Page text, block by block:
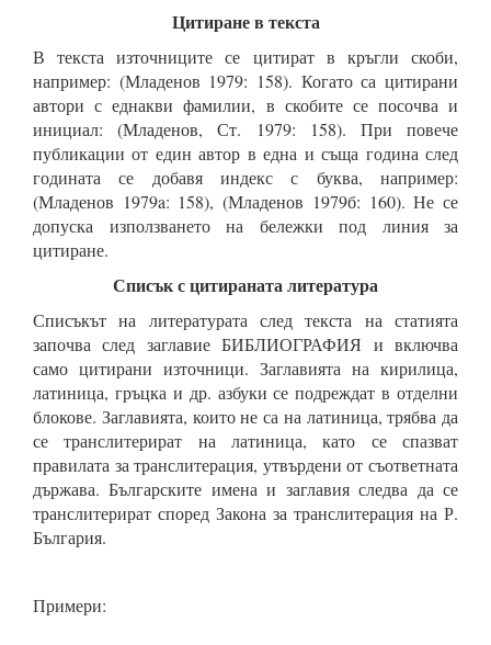
Цитиране в текста
В текста източниците се цитират в кръгли скоби,
например: (Младенов 1979: 158). Когато са цитирани
автори с еднакви фамилии, в скобите се посочва и
инициал: (Младенов, Ст. 1979: 158). При повече
публикации от един автор в една и съща година след
годината се добавя индекс с буква, например:
(Младенов 1979a: 158), (Младенов 1979б: 160). Не се
допуска използването на бележки под линия за
цитиране.
Списък с цитираната литература
Списъкът на литературата след текста на статията
започва след заглавие БИБЛИОГРАФИЯ и включва
само цитирани източници. Заглавията на кирилица,
латиница, гръцка и др. азбуки се подреждат в отделни
блокове. Заглавията, които не са на латиница, трябва да
се транслитерират на латиница, като се спазват
правилата за транслитерация, утвърдени от съответната
държава. Българските имена и заглавия следва да се
транслитерират според Закона за транслитерация на Р.
България.
Примери: